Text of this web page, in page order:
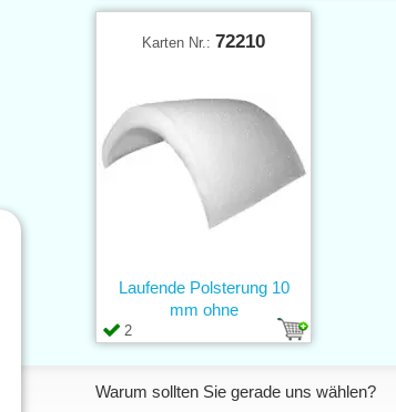
Karten Nr.: 72210
2
Laufende Polsterung 10
mm ohne
Warum sollten Sie gerade uns wählen?